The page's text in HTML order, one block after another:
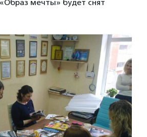
мечты» будет снят